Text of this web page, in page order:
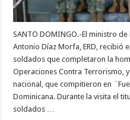
SANTO DOMINGO.-El ministro
Antonio Díaz Morfa, ERD, recibió
soldados que completaron la
Operaciones Contra Terrorismo,
nacional, que compitieron en
Dominicana. Durante la visita el
soldados …